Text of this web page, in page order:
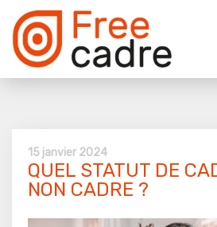
15 janvier 2024
QUEL STATUT DE
NON CADRE ?